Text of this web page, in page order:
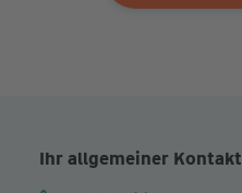
Ihr allgemeiner Kontakt